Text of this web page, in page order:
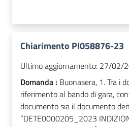
Chiarimento PI058876-23
Ultimo aggiornamento: 27/02/
Domanda : Buonasera, 1. Tra i
riferimento al bando di gara,
documento sia il documento
“DETE0000205_2023